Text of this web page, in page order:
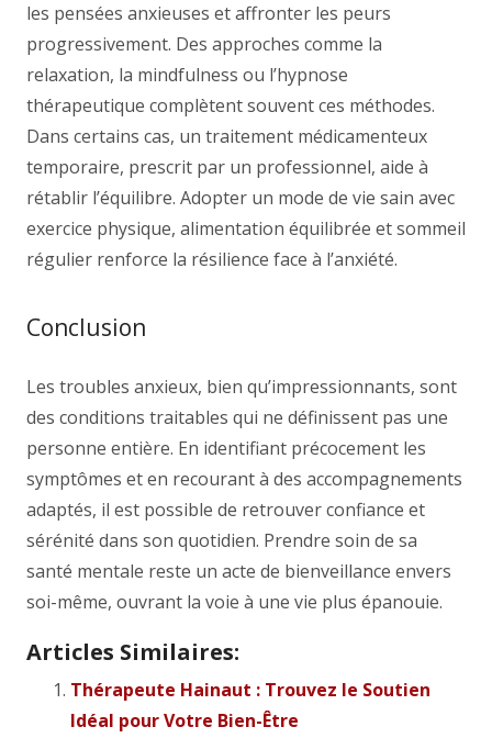
les pensées anxieuses et affronter les peurs
progressivement. Des approches comme la
relaxation, la mindfulness ou l’hypnose
thérapeutique complètent souvent ces méthodes.
Dans certains cas, un traitement médicamenteux
temporaire, prescrit par un professionnel, aide à
rétablir l’équilibre. Adopter un mode de vie sain avec
exercice physique, alimentation équilibrée et sommeil
régulier renforce la résilience face à l’anxiété.
Conclusion
Les troubles anxieux, bien qu’impressionnants, sont
des conditions traitables qui ne définissent pas une
personne entière. En identifiant précocement les
symptômes et en recourant à des accompagnements
adaptés, il est possible de retrouver confiance et
sérénité dans son quotidien. Prendre soin de sa
santé mentale reste un acte de bienveillance envers
soi-même, ouvrant la voie à une vie plus épanouie.
Articles Similaires:
Thérapeute Hainaut : Trouvez le Soutien
Idéal pour Votre Bien-Être